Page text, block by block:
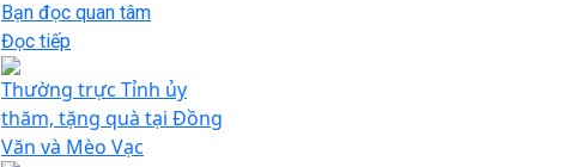
Bạn đọc quan tâm
Đọc tiếp
Thường trực Tỉnh ủy
thăm, tặng quà tại Đồng
Văn và Mèo Vạc